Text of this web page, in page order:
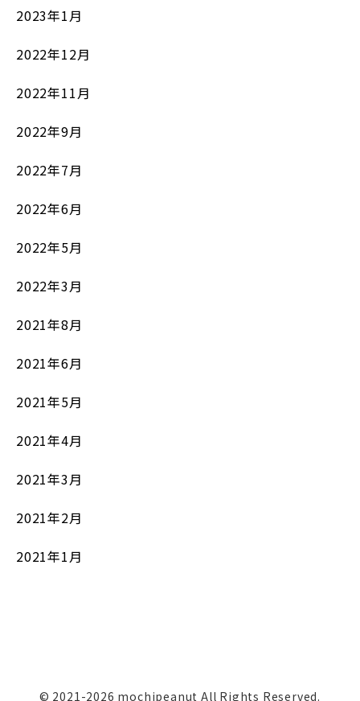
2023年1月
2022年12月
2022年11月
2022年9月
2022年7月
2022年6月
2022年5月
2022年3月
2021年8月
2021年6月
2021年5月
2021年4月
2021年3月
2021年2月
2021年1月
© 2021-2026 mochipeanut All Rights Reserved.